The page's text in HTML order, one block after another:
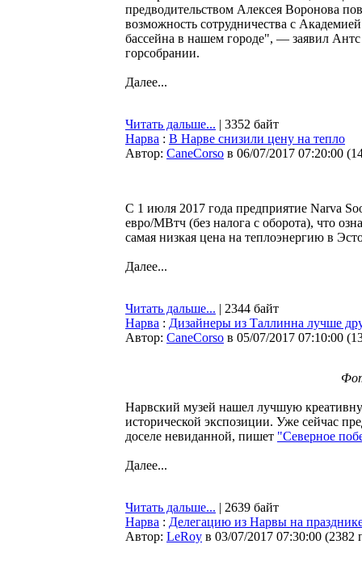
предводительством Алексея Воронова
возможность сотрудничества с
бассейна в нашем городе", — заявил
горсобрании.
Далее...
Читать дальше... | 3352 байт
Нарва : В Нарве снизили цену на тепло
Автор: CaneCorso в 06/07/2017 07:20:00 (
С 1 июля 2017 года предприятие Narva
евро/МВтч (без налога с оборота), что
самая низкая цена на теплоэнергию в
Далее...
Читать дальше... | 2344 байт
Нарва : Дизайнеры из Таллинна лучше
Автор: CaneCorso в 05/07/2017 07:10:00 (
Нарвский музей нашел лучшую
исторической экспозиции. Уже сейчас
доселе невиданной, пишет "Северное
Далее...
Читать дальше... | 2639 байт
Нарва : Делегацию из Нарвы на
Автор: LeRoy в 03/07/2017 07:30:00 (2382